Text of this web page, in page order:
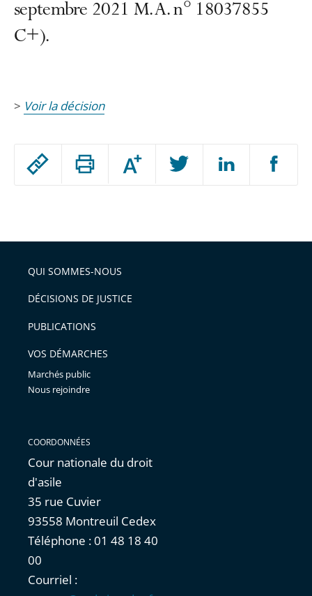
Passer
arriver
après
Augmenter
ou
l'article
pour
avant
septembre 2021 M. A. n° 18037855
C+).
> Voir la décision
QUI SOMMES-NOUS
DÉCISIONS DE JUSTICE
PUBLICATIONS
VOS DÉMARCHES
Marchés public
Nous rejoindre
COORDONNÉES
Cour nationale du droit
d'asile
35 rue Cuvier
93558 Montreuil Cedex
Téléphone : 01 48 18 40
00
Courriel :